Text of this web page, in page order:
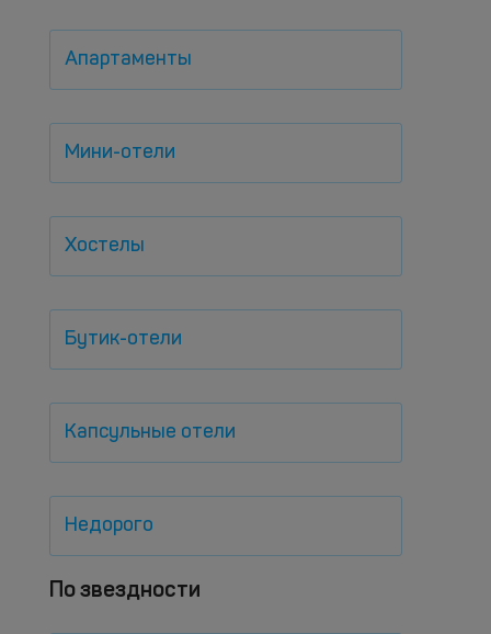
Апартаменты
Мини-отели
Хостелы
Бутик-отели
Капсульные отели
Недорого
По звездности